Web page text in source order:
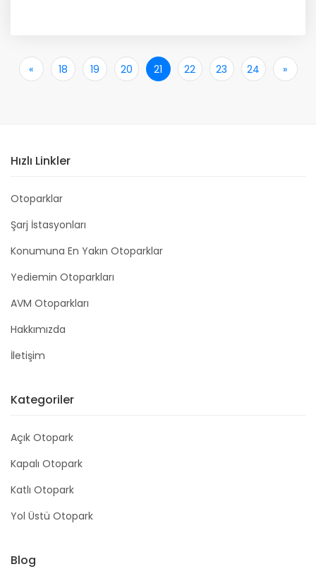
« 18 19 20 21 22 23 24 » Son
Hızlı Linkler
Otoparklar
Şarj İstasyonları
Konumuna En Yakın Otoparklar
Yediemin Otoparkları
AVM Otoparkları
Hakkımızda
İletişim
Kategoriler
Açık Otopark
Kapalı Otopark
Katlı Otopark
Yol Üstü Otopark
Blog